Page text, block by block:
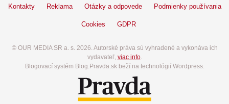
Kontakty Reklama Otázky a odpovede Podmienky používania
Cookies GDPR
© OUR MEDIA SR a. s. 2026. Autorské práva sú vyhradené a vykonáva ich
vydavateľ, viac info.
Blogovací systém Blog.Pravda.sk beží na technológií Wordpress.